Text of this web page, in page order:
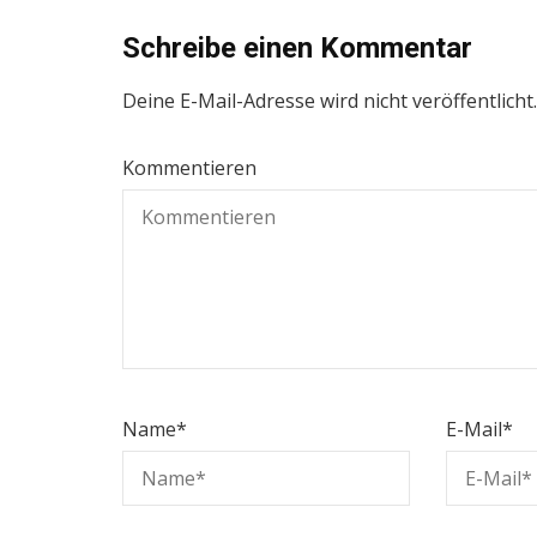
Schreibe einen Kommentar
Deine E-Mail-Adresse wird nicht veröffentlicht.
Kommentieren
Name* E-Mail*